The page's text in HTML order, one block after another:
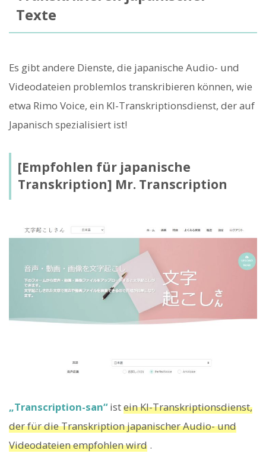
Texte
Es gibt andere Dienste, die japanische Audio- und
Videodateien problemlos transkribieren können, wie
etwa Rimo Voice, ein KI-Transkriptionsdienst, der auf
Japanisch spezialisiert ist!
[Empfohlen für japanische
Transkription] Mr. Transcription
„Transcription-san“istein KI-Transkriptionsdienst,
der für die Transkription japanischer Audio- und
Videodateien empfohlen wird .